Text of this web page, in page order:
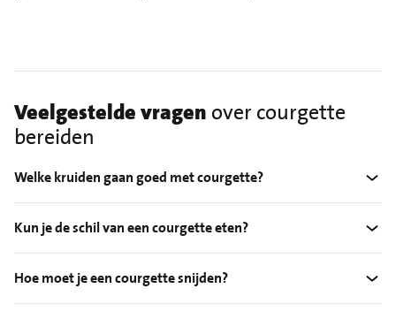
Veelgestelde vragen over courgette
bereiden
Welke kruiden gaan goed met courgette?
Kun je de schil van een courgette eten?
Hoe moet je een courgette snijden?